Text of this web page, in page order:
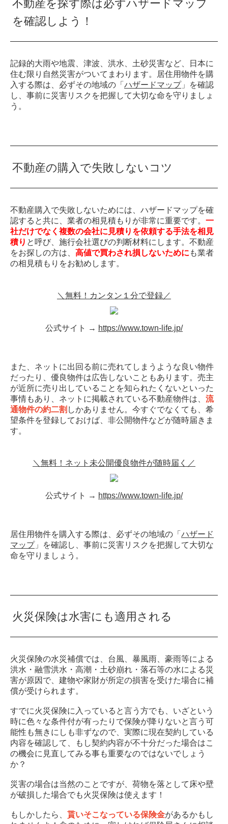
不動産を探す際は必ずハザードマップ
を確認しよう！
記録的大雨や地震、津波、洪水、土砂災害など、日本に
住む限り自然災害がついてまわります。居住用物件を購
入する際は、必ずその地域の「 ハザードマップ」を確認
し、事前に災害リスクを把握して大切な命を守りましょ
う。
不動産の購入で失敗しないコツ
不動産購入で失敗しないためには、ハザードマップを確
認すると共に、業者の相見積もりが非常に重要です。 一
社だけでなく複数の会社に見積りを依頼する手法を相見
積り と呼び、施行会社選びの判断材料にします。不動産
をお探しの方は、 高値で買わされ損しないために も業者
の相見積もりをお勧めします。
＼無料！カンタン１分で登録／
公式サイト → https://www.town-life.jp/
また、ネットに出回る前に売れてしまうような良い物件
だったり、優良物件は広告しないこともあります。売主
が近所に売り出していることを知られたくないといった
事情もあり、ネットに掲載されている不動産物件は、 流
通物件の約二割 しかありません。今すぐでなくても、希
望条件を登録しておけば、非公開物件などが随時届きま
す。
＼無料！ネット未公開優良物件が随時届く／
公式サイト → https://www.town-life.jp/
居住用物件を購入する際は、必ずその地域の「 ハザード
マップ」を確認し、事前に災害リスクを把握して大切な
命を守りましょう。
火災保険は水害にも適用される
火災保険の水災補償では、台風、暴風雨、豪雨等による
洪水・融雪洪水・高潮・土砂崩れ・落石等の水による災
害が原因で、建物や家財が所定の損害を受けた場合に補
償が受けられます。
すでに火災保険に入っていると言う方でも、いざという
時に色々な条件付が有ったりで保険が降りないと言う可
能性も無きにしも非ずなので、実際に現在契約している
内容を確認して、もし契約内容が不十分だった場合はこ
の機会に見直してみる事も重要なのではないでしょう
か？
災害の場合は当然のことですが、荷物を落として床や壁
が破損した場合でも火災保険は使えます！
もしかしたら、 貰いそこなっている保険金があるかもし